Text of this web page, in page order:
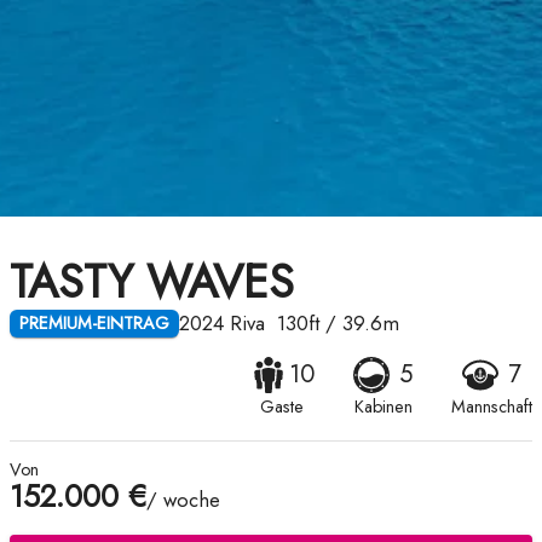
TASTY WAVES
PREMIUM-EINTRAG 2024 Riva 130ft/ 39.6m
10
Gaste
5
Kabinen
7
Mannschaft
Von
152.000 €/ woche